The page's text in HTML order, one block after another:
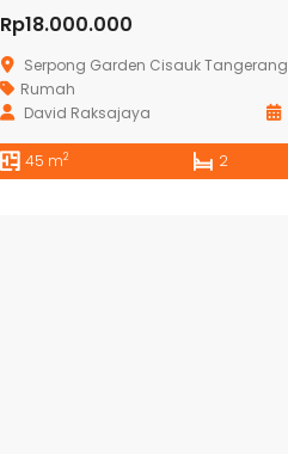
Rp18.000.000
Serpong Garden Cisauk Tangerang
Rumah
David Raksajaya
45 m2 2